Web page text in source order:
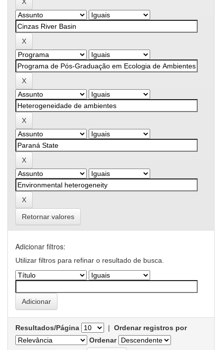
Retornar valores
Adicionar filtros:
Utilizar filtros para refinar o resultado de busca.
Resultados/Página | Ordenar registros por
Ordenar